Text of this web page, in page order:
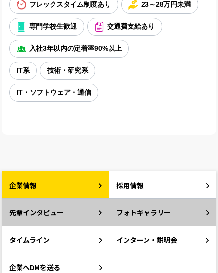
フレックスタイム制度あり 23～28万円未満
専門学校生歓迎 交通費支給あり
入社3年以内の定着率90%以上
IT系 技術・研究系
IT・ソフトウェア・通信
企業情報 採用情報
先輩インタビュー フォトギャラリー
タイムライン インターン・説明会
企業へDMを送る